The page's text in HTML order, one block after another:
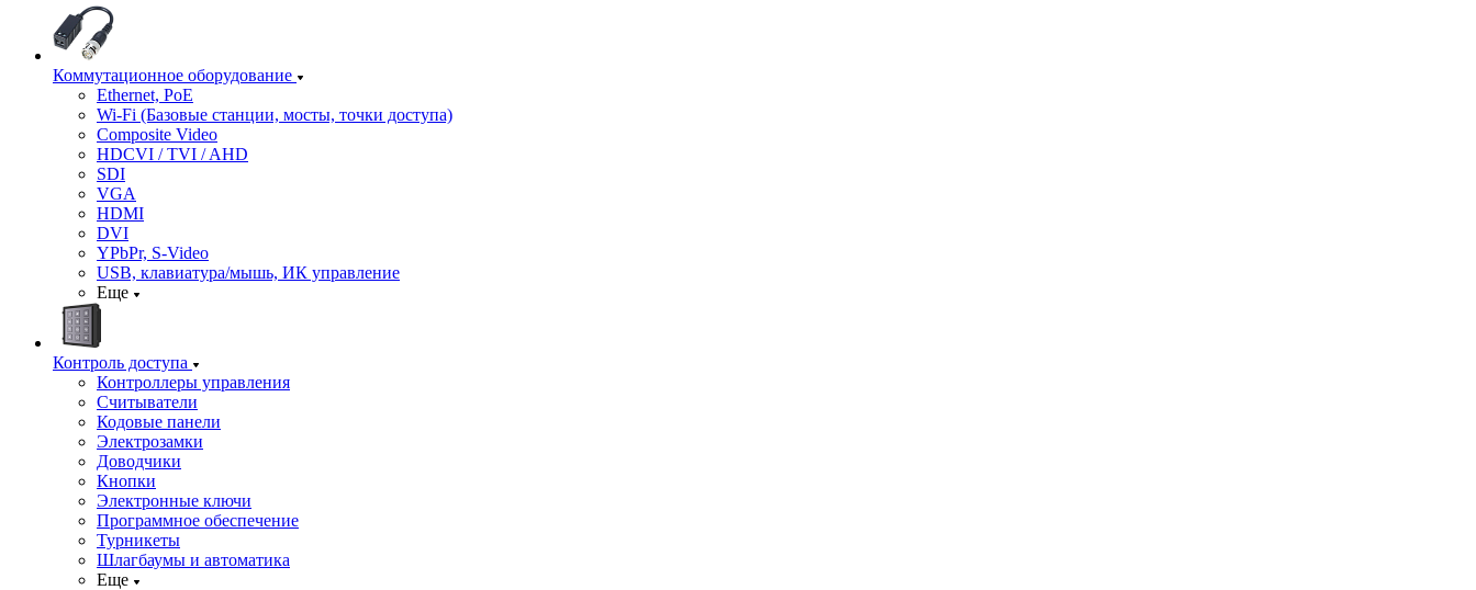
Коммутационное оборудование
Ethernet, PoE
Wi-Fi (Базовые станции, мосты, точки доступа)
Composite Video
HDCVI / TVI / AHD
SDI
VGA
HDMI
DVI
YPbPr, S-Video
USB, клавиатура/мышь, ИК управление
Еще
Контроль доступа
Контроллеры управления
Считыватели
Кодовые панели
Электрозамки
Доводчики
Кнопки
Электронные ключи
Программное обеспечение
Турникеты
Шлагбаумы и автоматика
Еще